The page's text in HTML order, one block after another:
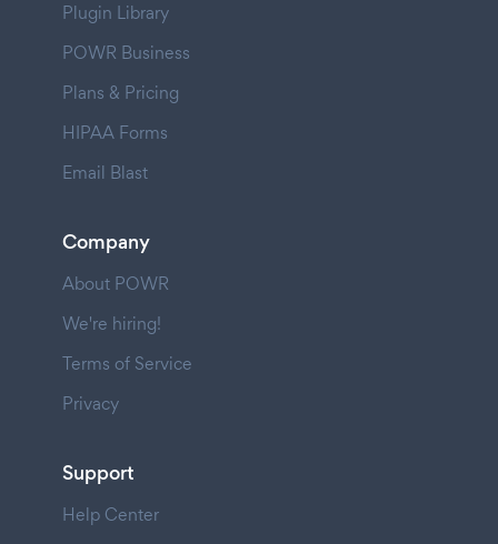
Plugin Library
POWR Business
Plans & Pricing
HIPAA Forms
Email Blast
Company
About POWR
We're hiring!
Terms of Service
Privacy
Support
Help Center